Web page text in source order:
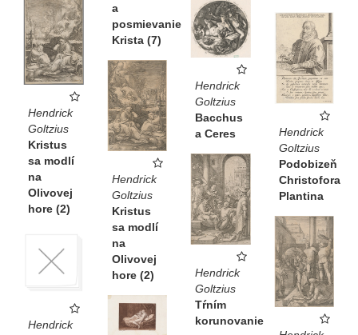
a
posmievanie
Krista (7)
Hendrick
Goltzius
Kristus
sa modlí
na
Olivovej
hore (2)
Hendrick
Goltzius
Bacchus
a Ceres
Hendrick
Goltzius
Podobizeň
Christofora
Plantina
Hendrick
Goltzius
Kristus
sa modlí
na
Olivovej
hore (2)
Hendrick
Goltzius
Tŕním
korunovanie
Hendrick